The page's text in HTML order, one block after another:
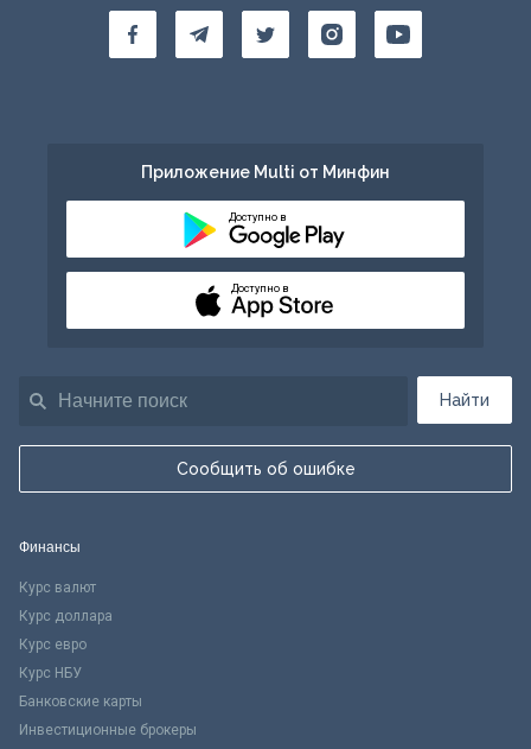
Найти
Сообщить об ошибке
Приложение Multi от Минфин
Доступно в
Доступно в
Финансы
Курс валют
Курс доллара
Курс евро
Курс НБУ
Банковские карты
Инвестиционные брокеры